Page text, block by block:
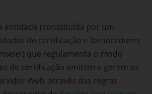
a entidade (constituída por um
de certificação e fornecedores
) que regulamenta o modo
de certificação emitem e gerem os
Web, através das regras